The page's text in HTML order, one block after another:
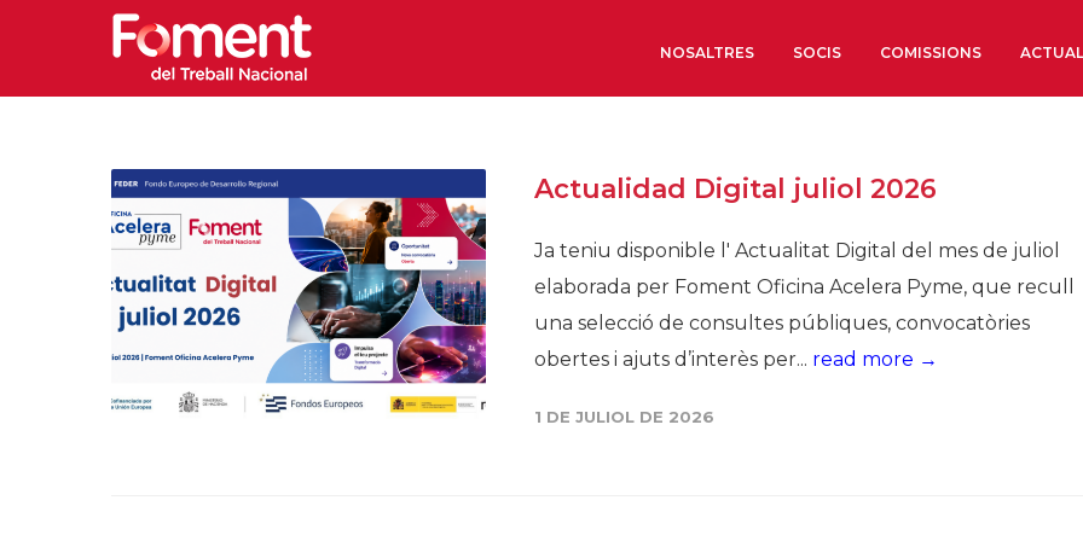
NOSALTRES
Òrgans de Govern
Òrgans Consultius
Estructura Executiva
Institut d’Estudis
Societat Barcelonesa
SOCIS COMISSIONS
Actualidad Digital juliol 2026
Ja teniu disponible l' Actualitat Digital del mes de juliol
elaborada per Foment Oficina Acelera Pyme, que recull
una selecció de consultes públiques, convocatòries
obertes i ajuts d’interès per... read more →
1 DE JULIOL DE 2026